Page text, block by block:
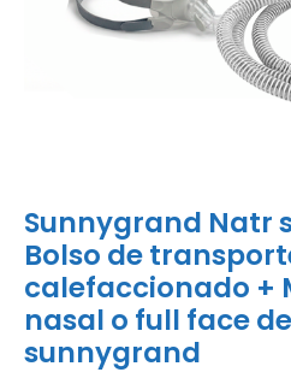
Sunnygrand Natr
Bolso de
calefaccionado +
nasal o full face
sunnygrand